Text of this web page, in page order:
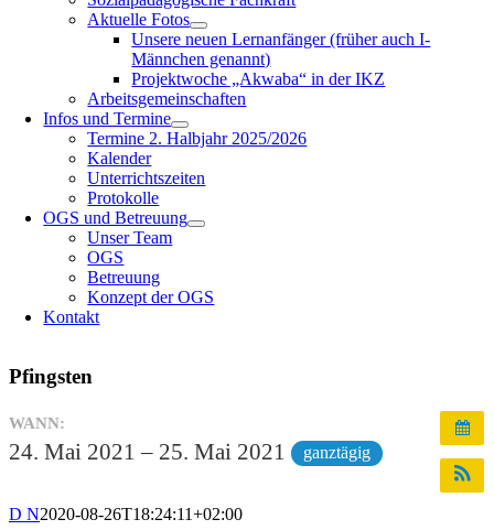
Aktuelle Fotos
Unsere neuen Lernanfänger (früher auch I-
Männchen genannt)
Projektwoche „Akwaba“ in der IKZ
Arbeitsgemeinschaften
Infos und Termine
Termine 2. Halbjahr 2025/2026
Kalender
Unterrichtszeiten
Protokolle
OGS und Betreuung
Unser Team
OGS
Betreuung
Konzept der OGS
Kontakt
Pfingsten
WANN:
24. Mai 2021 – 25. Mai 2021 ganztägig
D N2020-08-26T18:24:11+02:00